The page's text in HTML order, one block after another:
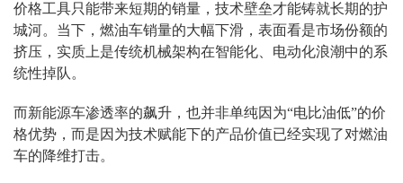
价格工具只能带来短期的销量，技术壁垒才能铸就长期的护
城河。当下，燃油车销量的大幅下滑，表面看是市场份额的
挤压，实质上是传统机械架构在智能化、电动化浪潮中的系
统性掉队。
而新能源车渗透率的飙升，也并非单纯因为“电比油低”的价
格优势，而是因为技术赋能下的产品价值已经实现了对燃油
车的降维打击。